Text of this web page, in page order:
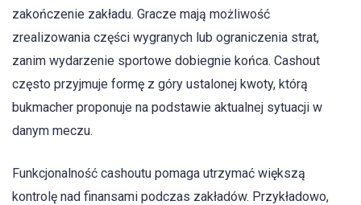
zakończenie zakładu. Gracze mają możliwość
zrealizowania części wygranych lub ograniczenia strat,
zanim wydarzenie sportowe dobiegnie końca. Cashout
często przyjmuje formę z góry ustalonej kwoty, którą
bukmacher proponuje na podstawie aktualnej sytuacji w
danym meczu.
Funkcjonalność cashoutu pomaga utrzymać większą
kontrolę nad finansami podczas zakładów. Przykładowo,